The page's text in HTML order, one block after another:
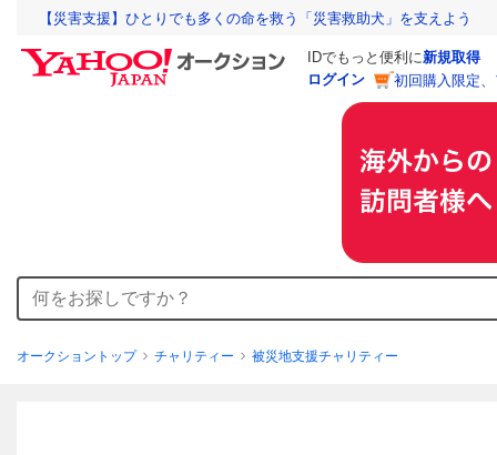
【災害支援】ひとりでも多くの命を救う「災害救助犬」を支えよう
IDでもっと便利に新規取得
ログイン
初回購入限定
オークショントップ チャリティー 被災地支援チャリティー